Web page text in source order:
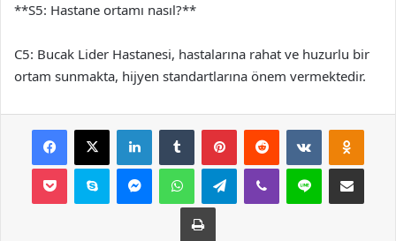
**S5: Hastane ortamı nasıl?**
C5: Bucak Lider Hastanesi, hastalarına rahat ve huzurlu bir
ortam sunmakta, hijyen standartlarına önem vermektedir.
Facebook
X LinkedInTumblr PinterestReddit VKontakte
Pocket Skype MessengerWhatsAppTelegramViber Line E-Posta ile
Yazdır